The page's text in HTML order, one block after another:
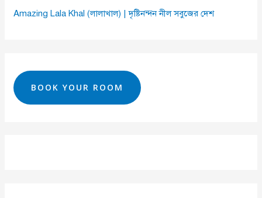
Amazing Lala Khal (লালাখাল) | দৃষ্টিনন্দন নীল সবুজের দেশ
BOOK YOUR ROOM